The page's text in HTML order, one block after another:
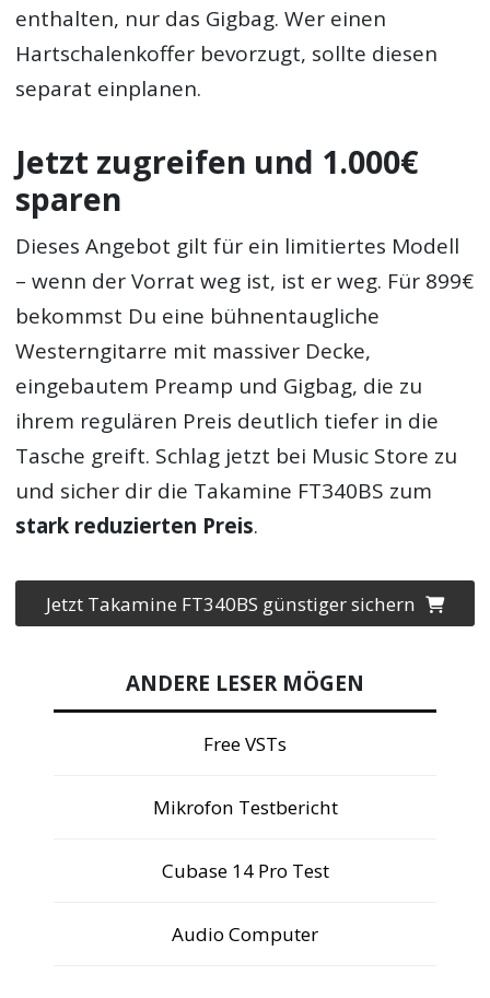
enthalten, nur das Gigbag. Wer einen
Hartschalenkoffer bevorzugt, sollte diesen
separat einplanen.
Jetzt zugreifen und 1.000€
sparen
Dieses Angebot gilt für ein limitiertes Modell
– wenn der Vorrat weg ist, ist er weg. Für 899€
bekommst Du eine bühnentaugliche
Westerngitarre mit massiver Decke,
eingebautem Preamp und Gigbag, die zu
ihrem regulären Preis deutlich tiefer in die
Tasche greift. Schlag jetzt bei Music Store zu
und sicher dir die Takamine FT340BS zum
stark reduzierten Preis.
Jetzt Takamine FT340BS günstiger sichern
ANDERE LESER MÖGEN
Free VSTs
Mikrofon Testbericht
Cubase 14 Pro Test
Audio Computer